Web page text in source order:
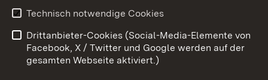
Barrierefreiheit
Impressum Cookies
Technisch notwendige Cookies
Drittanbieter-Cookies (Social-Media-Elemente von
Facebook, X / Twitter und Google werden auf der
gesamten Webseite aktiviert.)